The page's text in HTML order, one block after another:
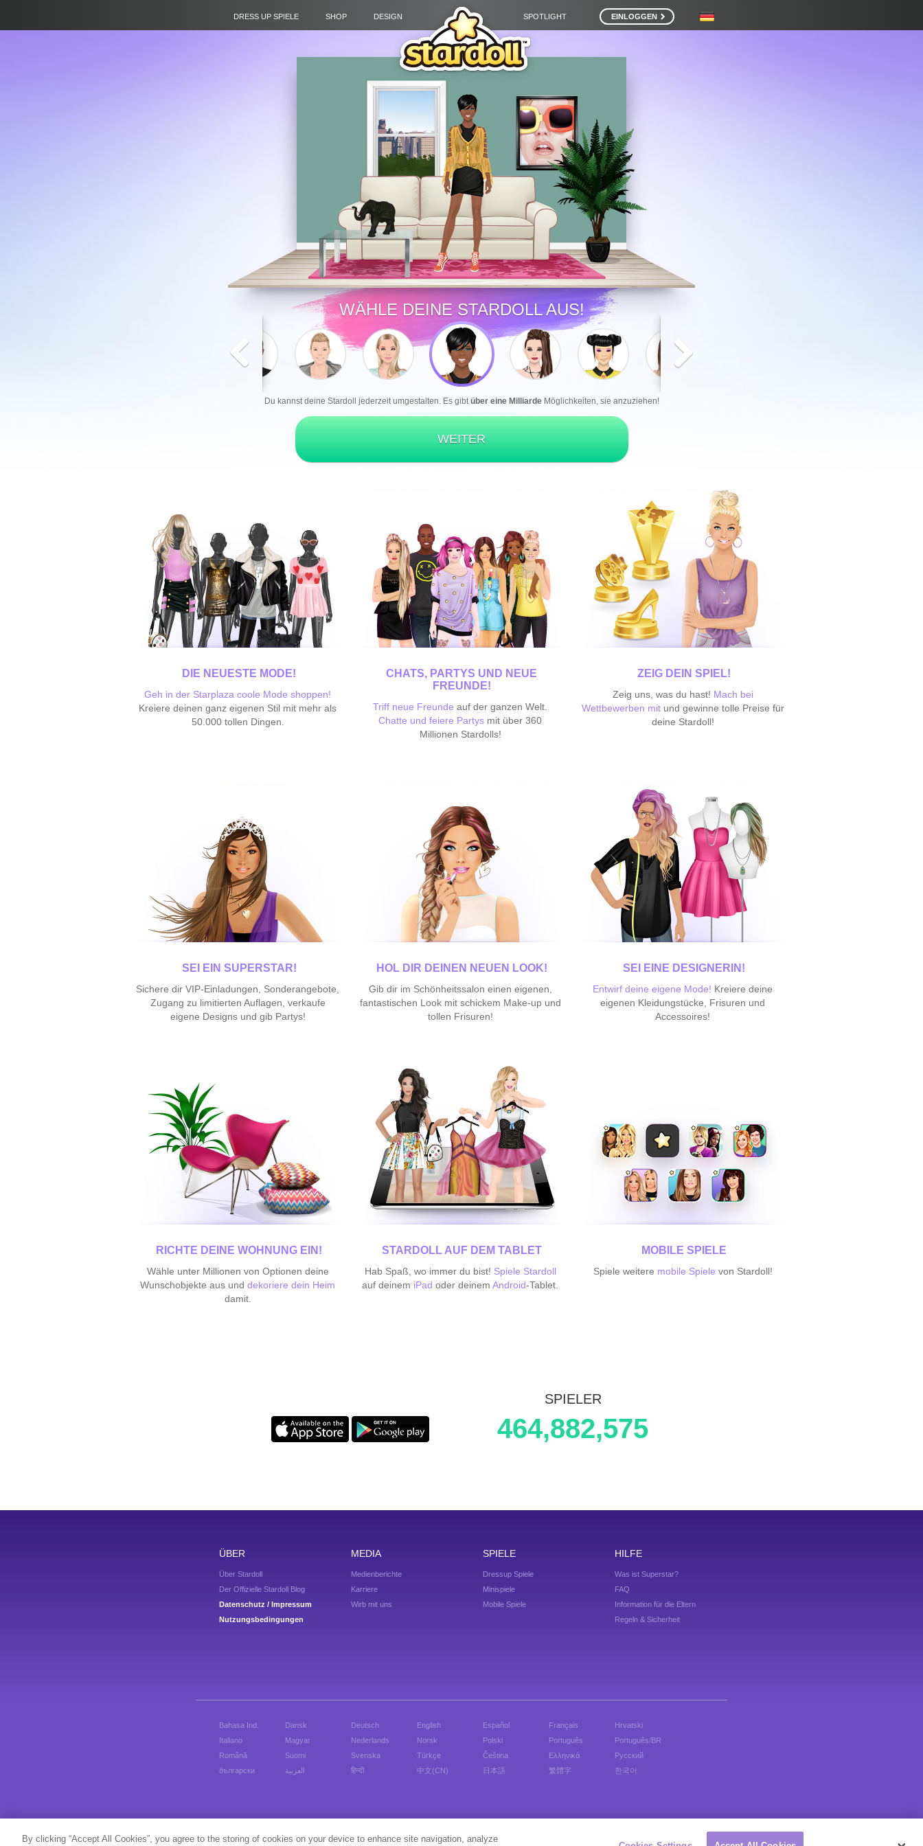
DRESS UP SPIELE SHOP DESIGN SPOTLIGHT EINLOGGEN
WÄHLE DEINE STARDOLL AUS!
Du kannst deine Stardoll jederzeit umgestalten. Es gibtüber eine MilliardeMöglichkeiten, sie anzuziehen!
WEITER
DIE NEUESTE MODE!
Geh in der Starplaza coole Mode shoppen!
Kreiere deinen ganz eigenen Stil mit mehr als
50.000 tollen Dingen.
CHATS, PARTYS UND NEUE
FREUNDE!
Triff neue Freunde auf der ganzen Welt.
Chatte und feiere Partys mit über 360
Millionen Stardolls!
ZEIG DEIN SPIEL!
Zeig uns, was du hast! Mach bei
Wettbewerben mitund gewinne tolle Preise für
deine Stardoll!
SEI EIN SUPERSTAR!
Sichere dir VIP-Einladungen, Sonderangebote,
Zugang zu limitierten Auflagen, verkaufe
eigene Designs und gib Partys!
HOL DIR DEINEN NEUEN LOOK!
Gib dir im Schönheitssalon einen eigenen,
fantastischen Look mit schickem Make-up und
tollen Frisuren!
SEI EINE DESIGNERIN!
Entwirf deine eigene Mode! Kreiere deine
eigenen Kleidungstücke, Frisuren und
Accessoires!
RICHTE DEINE WOHNUNG EIN!
Wähle unter Millionen von Optionen deine
Wunschobjekte aus und dekoriere dein Heim
damit.
STARDOLL AUF DEM TABLET
Hab Spaß, wo immer du bist! Spiele Stardoll
auf deinem iPad oder deinem Android-Tablet.
MOBILE SPIELE
Spiele weitere mobile Spiele von Stardoll!
SPIELER
464,882,575
ÜBER
Über Stardoll
Der Offizielle Stardoll Blog
Datenschutz / Impressum
Nutzungsbedingungen
MEDIA
Medienberichte
Karriere
Wirb mit uns
SPIELE
Dressup Spiele
Minispiele
Mobile Spiele
HILFE
Was ist Superstar?
FAQ
Information für die Eltern
Regeln & Sicherheit
Bahasa Ind. Dansk Deutsch English Español Français
Hrvatski
Italiano
Magyar Nederlands Norsk Polski Português
Português/BR
Română
Suomi Svenska Türkçe Čeština Ελληνικά
Русский
български
العربية हिन्दी 中文(CN) 日本語 繁體字 한국어
Spiele dress up Spiele für Mädchen, style deine Lieblingspromis und spiele kostenlose flash Spiele.
By clicking “Accept All Cookies”, you agree to the storing of cookies on your device to enhance site navigation, analyze